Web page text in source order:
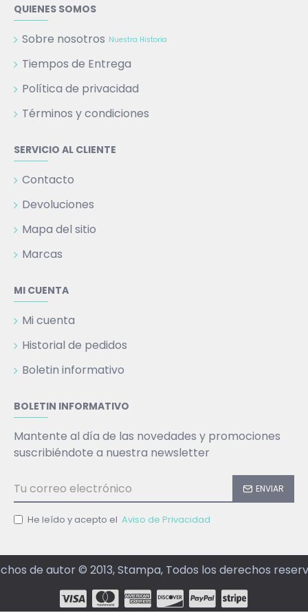
QUIENES SOMOS
Sobre nosotros Nuestra Historia
Tiempos de Entrega
Política de privacidad
Términos y condiciones
SERVICIO AL CLIENTE
Contacto
Devoluciones
Mapa del sitio
Marcas
MI CUENTA
Mi cuenta
Historial de pedidos
Boletin informativo
BOLETIN INFORMATIVO
Mantente al día de las novedades y promociones
suscribiéndote a nuestra newsletter
ENVIAR
He leído y acepto el Aviso de Privacidad
de autor © 2013, Stampa, Todos los derechos